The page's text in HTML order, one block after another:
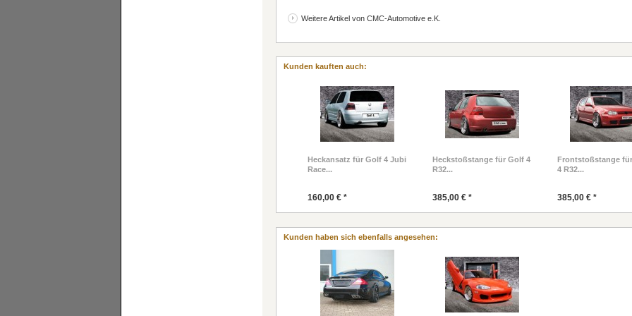
Weitere Artikel von CMC-Automotive e.K.
Kunden kauften auch:
Heckansatz für Golf 4 Jubi
Race...
160,00 € *
Heckstoßstange für Golf 4
R32...
385,00 € *
Frontstoßstange
4 R32...
385,00 € *
Kunden haben sich ebenfalls angesehen: